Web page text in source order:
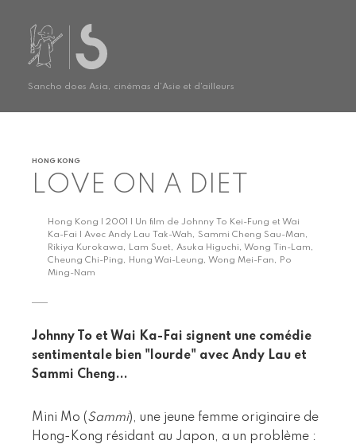
Sancho does Asia, cinémas d'Asie et d'ailleurs
HONG KONG
LOVE ON A DIET
Hong Kong | 2001 | Un film de Johnny To Kei-Fung et Wai
Ka-Fai | Avec Andy Lau Tak-Wah, Sammi Cheng Sau-Man,
Rikiya Kurokawa, Lam Suet, Asuka Higuchi, Wong Tin-Lam,
Cheung Chi-Ping, Hung Wai-Leung, Wong Mei-Fan, Po
Ming-Nam
Johnny To et Wai Ka-Fai signent une comédie
sentimentale bien "lourde" avec Andy Lau et
Sammi Cheng...
Mini Mo (Sammi), une jeune femme originaire de
Hong-Kong résidant au Japon, a un problème :